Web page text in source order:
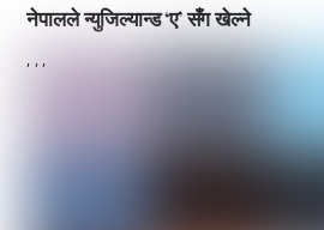
नेपालले न्युजिल्यान्ड ‘ए’ सँग खेल्ने
, , ,